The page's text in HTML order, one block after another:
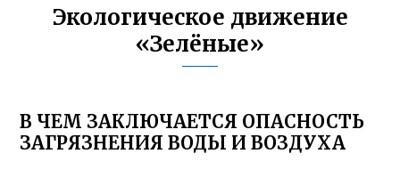
Экологическое движение
«Зелёные»
В ЧЕМ ЗАКЛЮЧАЕТСЯ ОПАСНОСТЬ
ЗАГРЯЗНЕНИЯ ВОДЫ И ВОЗДУХА